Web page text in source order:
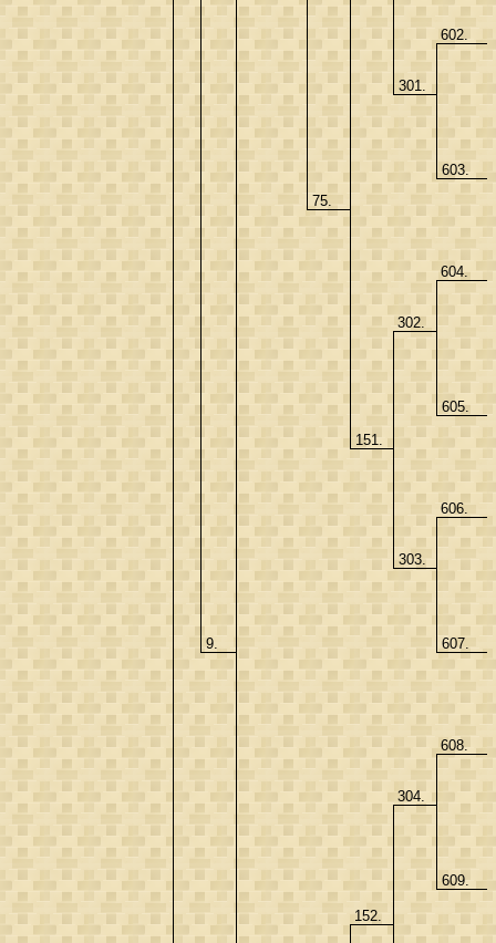
9.
75.
301.
602.
603.
151.
302.
604.
605.
303.
606.
607.
152.
304.
608.
609.